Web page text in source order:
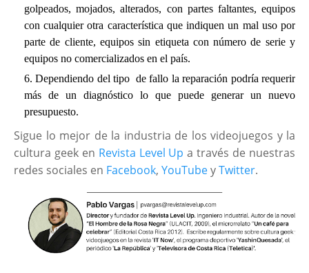
golpeados, mojados, alterados, con partes faltantes, equipos
con cualquier otra característica que indiquen un mal uso por
parte de cliente, equipos sin etiqueta con número de serie y
equipos no comercializados en el país.
Dependiendo del tipo de fallo la reparación podría requerir
más de un diagnóstico lo que puede generar un nuevo
presupuesto.
Sigue lo mejor de la industria de los videojuegos y la
cultura geek en Revista Level Up a través de nuestras
redes sociales en Facebook, YouTubeyTwitter.